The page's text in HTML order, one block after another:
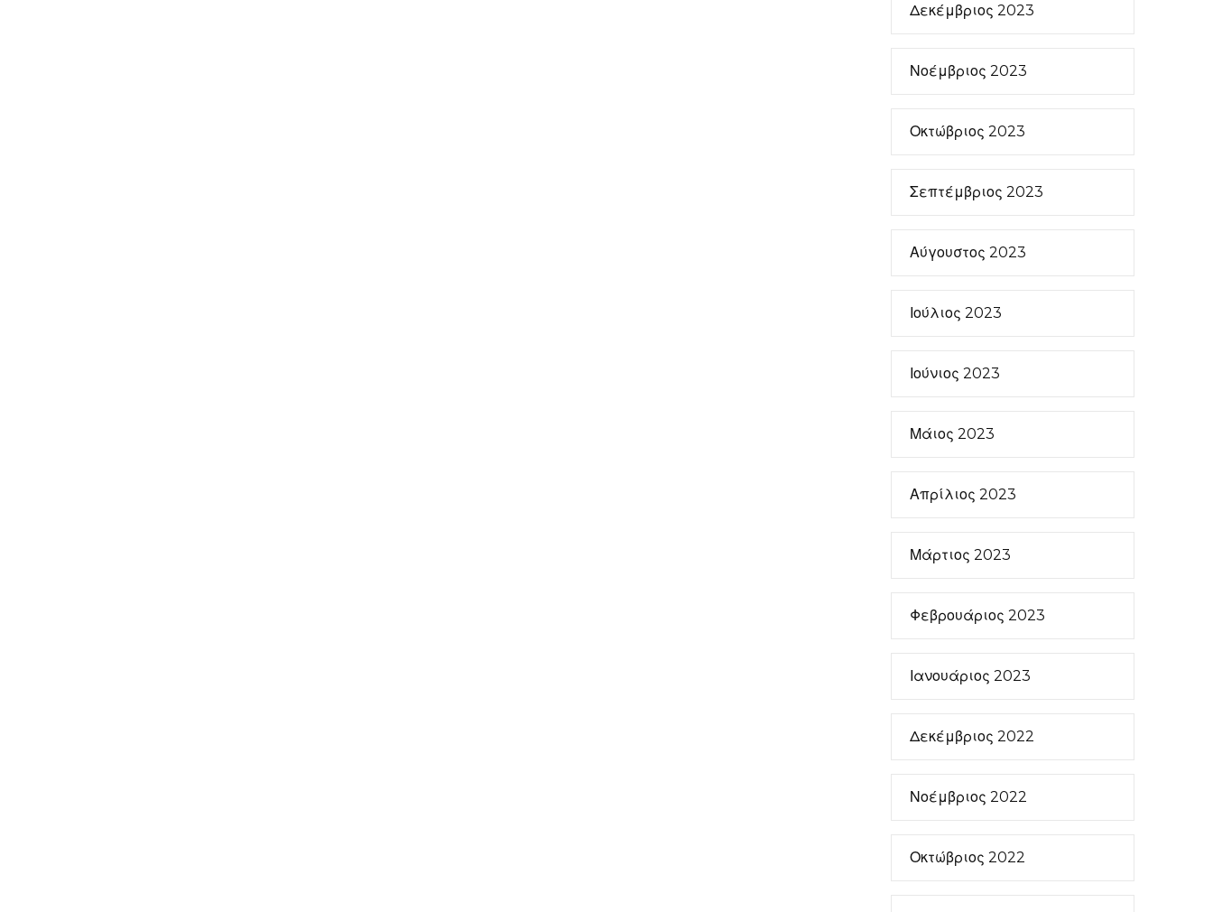
Δεκέμβριος 2023
Νοέμβριος 2023
Οκτώβριος 2023
Σεπτέμβριος 2023
Αύγουστος 2023
Ιούλιος 2023
Ιούνιος 2023
Μάιος 2023
Απρίλιος 2023
Μάρτιος 2023
Φεβρουάριος 2023
Ιανουάριος 2023
Δεκέμβριος 2022
Νοέμβριος 2022
Οκτώβριος 2022